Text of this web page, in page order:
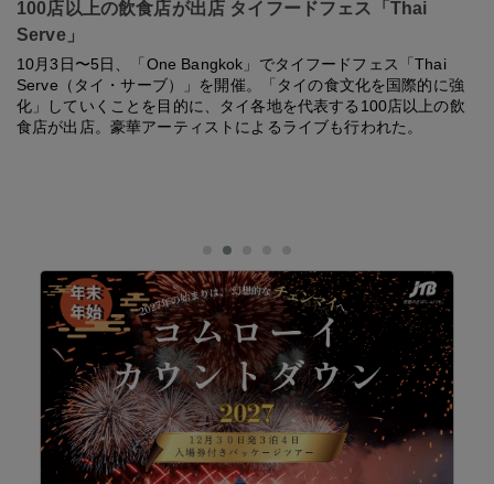
100店以上の飲食店が出店 タイフードフェス「Thai
Serve」
10月3日〜5日、「One Bangkok」でタイフードフェス「Thai
Serve（タイ・サーブ）」を開催。「タイの食文化を国際的に強
化」していくことを目的に、タイ各地を代表する100店以上の飲
食店が出店。豪華アーティストによるライブも行われた。